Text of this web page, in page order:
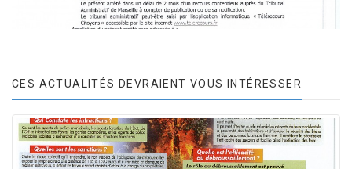
CES ACTUALITÉS DEVRAIENT VOUS INTÉRESSER